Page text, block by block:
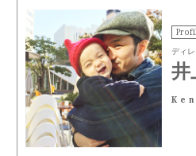
ディ
井